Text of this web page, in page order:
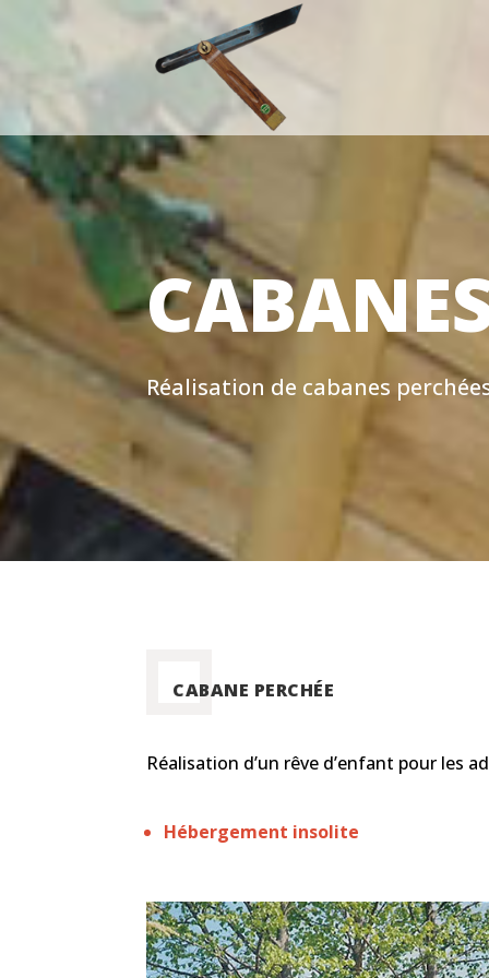
Réalisation de cabanes
CABANE PERCHÉE
Réalisation d’un rêve d’enfant pour les
Hébergement insolite